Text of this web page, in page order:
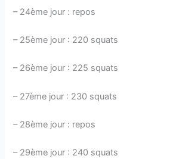
– 24ème jour : repos
– 25ème jour : 220 squats
– 26ème jour : 225 squats
– 27ème jour : 230 squats
– 28ème jour : repos
– 29ème jour : 240 squats